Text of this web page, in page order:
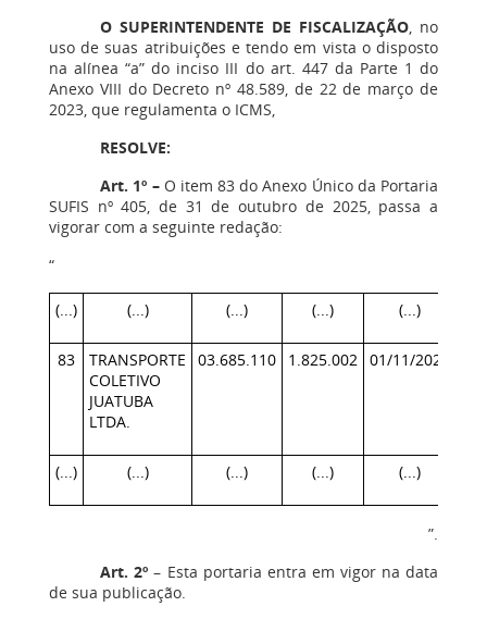
O SUPERINTENDENTE DE FISCALIZAÇÃO, no
uso de suas atribuições e tendo em vista o disposto
na alínea “a” do inciso III do art. 447 da Parte 1 do
Anexo VIII do Decreto nº 48.589, de 22 de março de
2023, que regulamenta o ICMS,
RESOLVE:
Art. 1º –O item 83 do Anexo Único da Portaria
SUFIS nº 405, de 31 de outubro de 2025, passa a
vigorar com a seguinte redação:
“
(...) (...) (...) (...) (...)
83
TRANSPORTE
COLETIVO
JUATUBA
LTDA.
03.685.110 1.825.002 01/11/2025
(...) (...) (...) (...) (...)
”.
Art. 2º– Esta portaria entra em vigor na data
de sua publicação.